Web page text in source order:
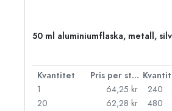
50 ml aluminiumflaska, metall,
Kvantitet Pris per styck
1
64,25 kr
20
62,28 kr
240
480